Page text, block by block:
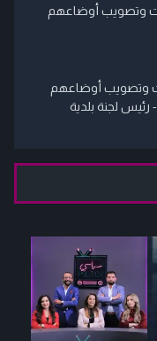
وتصويب أوضاعهم
وتصويب أوضاعهم
لجنة بلدية